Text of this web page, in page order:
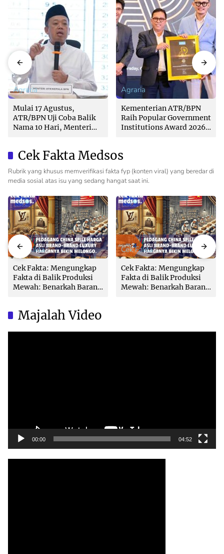
Agraria
Mulai 17 Agustus,
ATR/BPN Uji Coba Balik
Nama 10 Hari, Menteri
Agraria
Kementerian ATR/BPN
Raih Popular Government
Institutions Award 2026
Cek Fakta Medsos
Rubrik yang khusus memverifikasi fakta fyp (konten viral) yang beredar di
media sosial atas isu yang sedang hangat saat ini.
Cek Fakta
Cek Fakta: Mengungkap
Fakta di Balik Produksi
Mewah: Benarkah Barang
Cek Fakta
Cek Fakta: Mengungkap
Fakta di Balik Produksi
Mewah: Benarkah Barang
Majalah Video
00:00 04:52